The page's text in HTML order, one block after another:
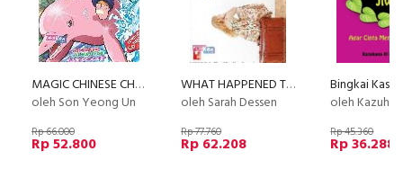
MAGIC CHINESE CHARACTER SERIES - Amazon (Disc 50%)
oleh Son Yeong Un
Rp 66.000
Rp 52.800
WHAT HAPPENED TO GOODBYE
oleh Sarah Dessen
Rp 77.760
Rp 62.208
oleh Kazuhana El
Rp 45.360
Rp 36.288